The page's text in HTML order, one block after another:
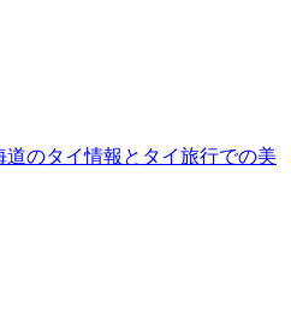
のタイ情報とタイ旅行での美